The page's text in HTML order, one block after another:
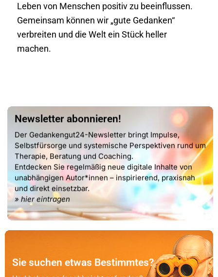
Leben von Menschen positiv zu beeinflussen.
Gemeinsam können wir „gute Gedanken“
verbreiten und die Welt ein Stück heller
machen.
Newsletter abonnieren!
Der Gedankengut24-Newsletter bringt Impulse,
Selbstfürsorge und systemische Perspektiven rund um
Therapie, Beratung und Coaching.
Entdecken Sie regelmäßig neue digitale Inhalte von
unabhängigen Autor*innen – inspirierend, praxisnah
und direkt einsetzbar.
» hier eintragen
Sie suchen etwas Bestimmtes?